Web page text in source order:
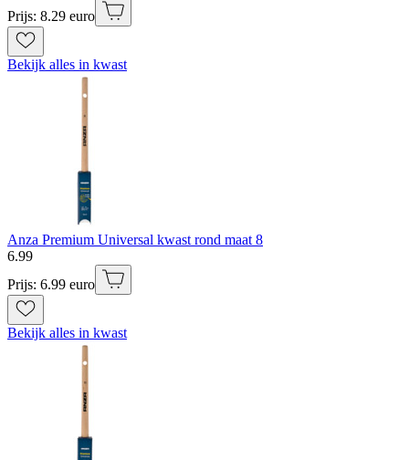
Prijs: 8.29 euro
Bekijk alles in kwast
Anza Premium Universal kwast rond maat 8
6.99
Prijs: 6.99 euro
Bekijk alles in kwast